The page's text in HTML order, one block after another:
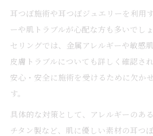
耳つぼ施術や耳つぼジュエリーを利用
ーや肌トラブルが心配な方も多いでし
セリングでは、金属アレルギーや敏感
皮膚トラブルについても詳しく確認さ
安心・安全に施術を受けるために欠か
す。
具体的な対策として、アレルギーのあ
チタン製など、肌に優しい素材の耳つ